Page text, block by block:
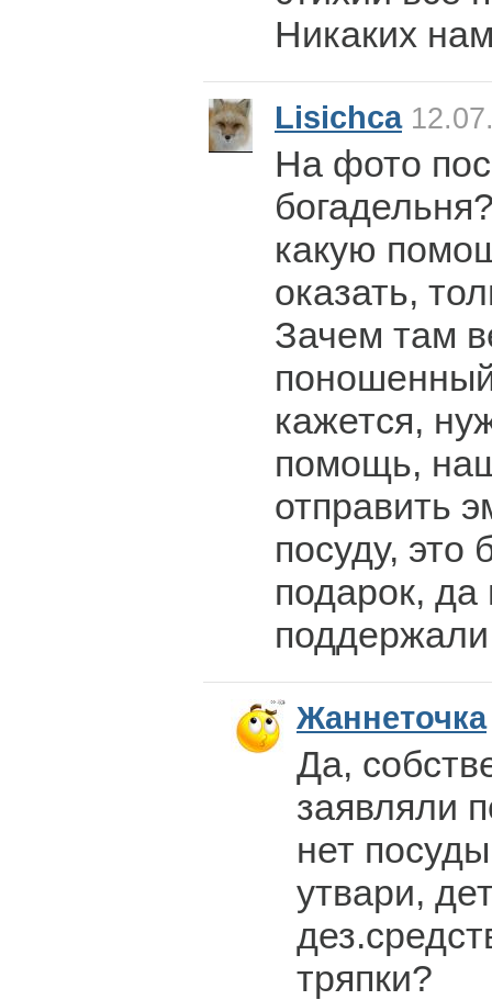
Никаких
Lisichca
На фото
какую
оказать,
Зачем там
кажется,
помощь,
отправить
посуду, это
подарок,
Жаннеточка
Да,
заявляли
нет
утвари,
тряпки?